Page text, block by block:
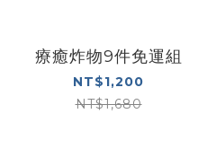
療癒炸物9件免運組
NT$1,200
NT$1,680